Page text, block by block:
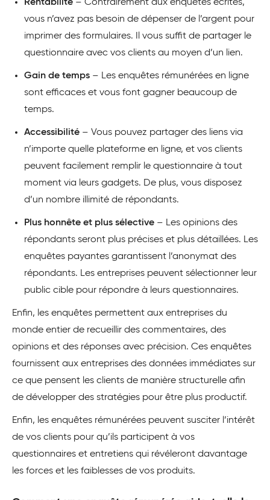
Rentabilité – Contrairement aux enquêtes écrites,
vous n’avez pas besoin de dépenser de l’argent pour
imprimer des formulaires. Il vous suffit de partager le
questionnaire avec vos clients au moyen d’un lien.
Gain de temps – Les enquêtes rémunérées en ligne
sont efficaces et vous font gagner beaucoup de
temps.
Accessibilité – Vous pouvez partager des liens via
n’importe quelle plateforme en ligne, et vos clients
peuvent facilement remplir le questionnaire à tout
moment via leurs gadgets. De plus, vous disposez
d’un nombre illimité de répondants.
Plus honnête et plus sélective – Les opinions des
répondants seront plus précises et plus détaillées. Les
enquêtes payantes garantissent l’anonymat des
répondants. Les entreprises peuvent sélectionner leur
public cible pour répondre à leurs questionnaires.
Enfin, les enquêtes permettent aux entreprises du
monde entier de recueillir des commentaires, des
opinions et des réponses avec précision. Ces enquêtes
fournissent aux entreprises des données immédiates sur
ce que pensent les clients de manière structurelle afin
de développer des stratégies pour être plus productif.
Enfin, les enquêtes rémunérées peuvent susciter l’intérêt
de vos clients pour qu’ils participent à vos
questionnaires et entretiens qui révéleront davantage
les forces et les faiblesses de vos produits.